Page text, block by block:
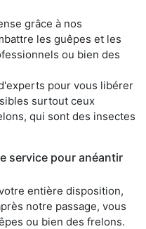
grâce à nos
les guêpes et les
ou bien des
pour vous libérer
surtout ceux
qui sont des insectes
service pour anéantir
entière disposition,
notre passage, vous
ou bien des frelons.